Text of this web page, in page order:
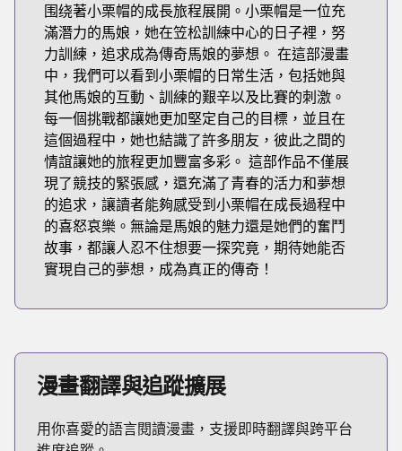
围绕著小栗帽的成長旅程展開。小栗帽是一位充
滿潛力的馬娘，她在笠松訓練中心的日子裡，努
力訓練，追求成為傳奇馬娘的夢想。 在這部漫畫
中，我們可以看到小栗帽的日常生活，包括她與
其他馬娘的互動、訓練的艱辛以及比賽的刺激。
每一個挑戰都讓她更加堅定自己的目標，並且在
這個過程中，她也結識了許多朋友，彼此之間的
情誼讓她的旅程更加豐富多彩。 這部作品不僅展
現了競技的緊張感，還充滿了青春的活力和夢想
的追求，讓讀者能夠感受到小栗帽在成長過程中
的喜怒哀樂。無論是馬娘的魅力還是她們的奮鬥
故事，都讓人忍不住想要一探究竟，期待她能否
實現自己的夢想，成為真正的傳奇！
漫畫翻譯與追蹤擴展
用你喜愛的語言閱讀漫畫，支援即時翻譯與跨平台